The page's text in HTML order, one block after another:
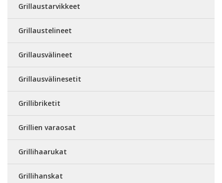
Grillaustarvikkeet
Grillaustelineet
Grillausvälineet
Grillausvälinesetit
Grillibriketit
Grillien varaosat
Grillihaarukat
Grillihanskat